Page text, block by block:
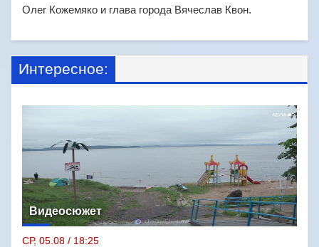
Олег Кожемяко и глава города Вячеслав Квон.
Интересное:
Видеосюжет
СР, 05.08 / 18:25